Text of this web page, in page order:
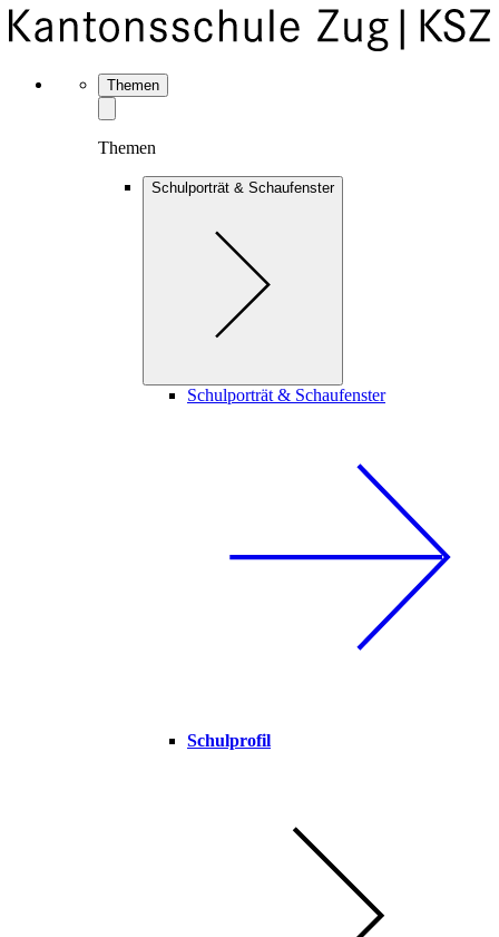
Themen
Themen
Schulporträt & Schaufenster
Schulporträt & Schaufenster
Schulprofil